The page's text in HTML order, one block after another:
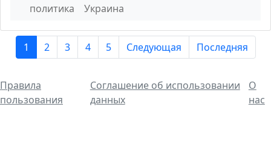
политика
Украина
1 2 3 4 5 Следующая Последняя
Правила
пользования
Соглашение об использовании
данных
О
нас